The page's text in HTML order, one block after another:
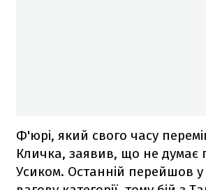
Ф'юрі, який свого часу
Кличка, заявив, що не думає
Усиком. Останній перейшов